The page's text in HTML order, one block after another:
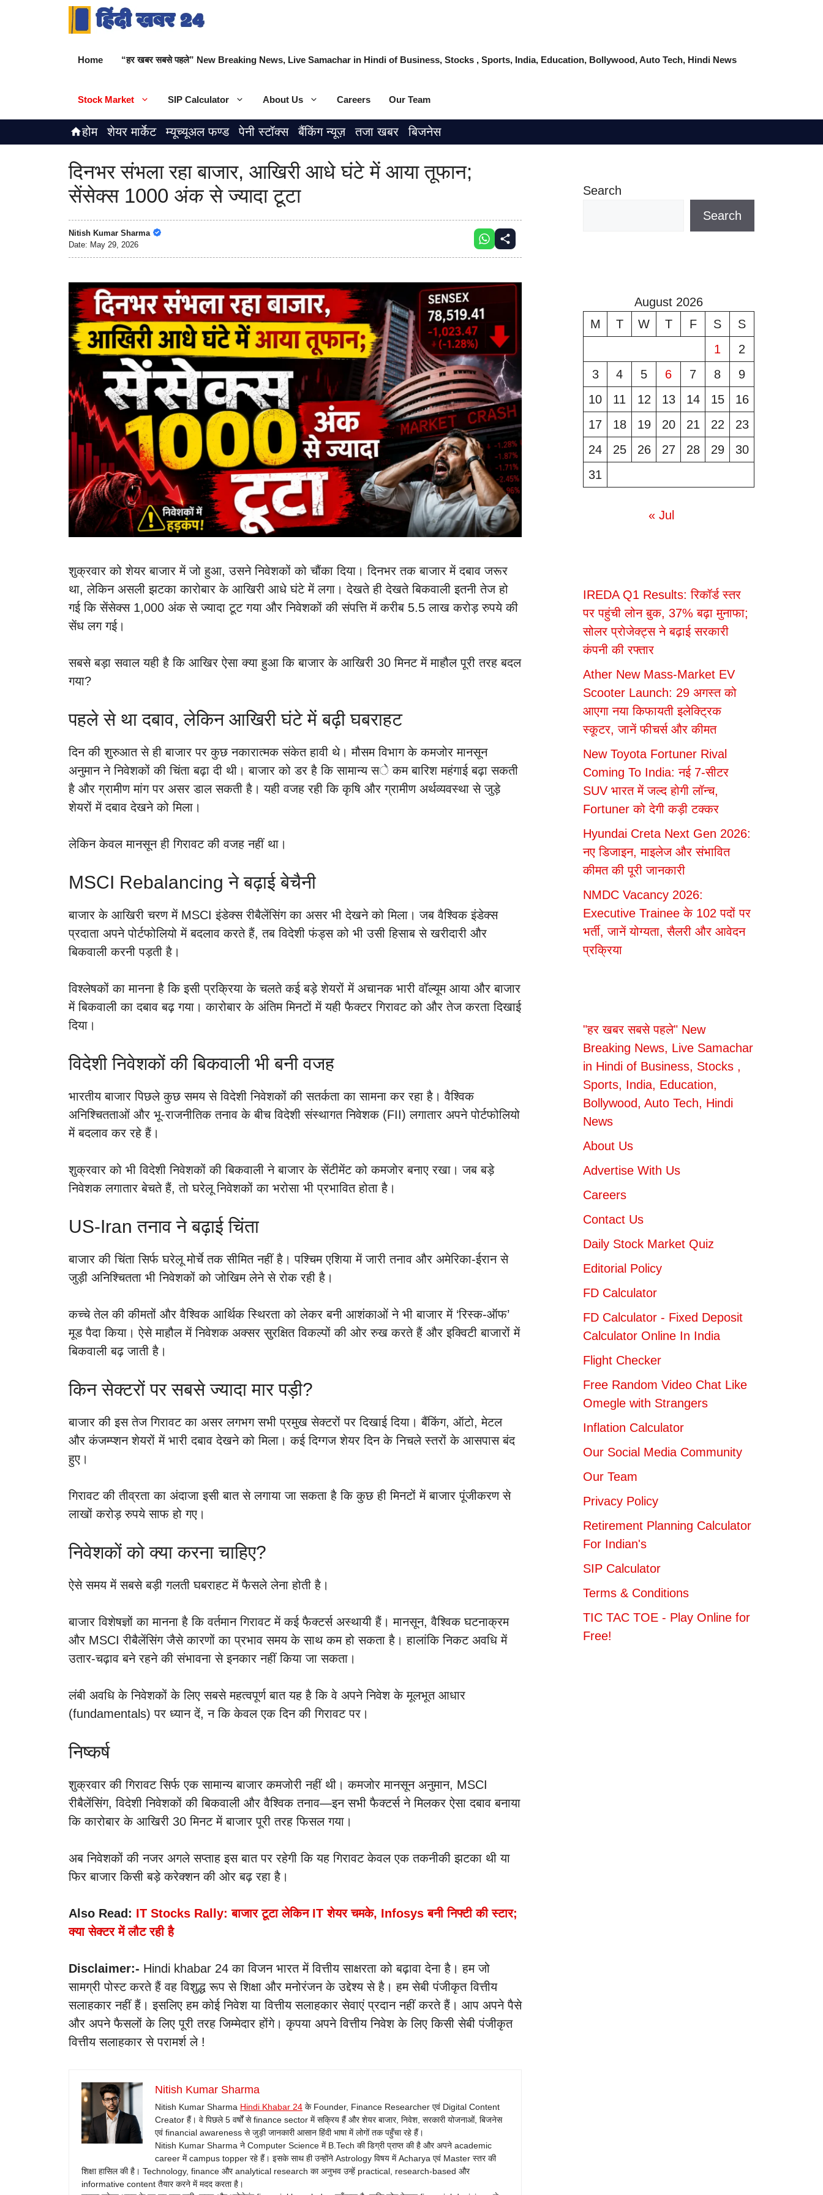
Home “हर खबर सबसे पहले” New Breaking News, Live Samachar in Hindi of Business, Stocks , Sports, India, Education, Bollywood, Auto Tech, Hindi News
Stock Market SIP Calculator About Us Careers Our Team
होम शेयर मार्केट म्यूच्यूअल फण्ड पेनी स्टॉक्स बैंकिंग न्यूज़ तजा खबर बिजनेस
दिनभर संभला रहा बाजार, आखिरी आधे घंटे में आया तूफान;
सेंसेक्स 1000 अंक से ज्यादा टूटा
Nitish Kumar Sharma
Date: May 29, 2026
शुक्रवार को शेयर बाजार में जो हुआ, उसने निवेशकों को चौंका दिया। दिनभर तक बाजार में दबाव जरूर
था, लेकिन असली झटका कारोबार के आखिरी आधे घंटे में लगा। देखते ही देखते बिकवाली इतनी तेज हो
गई कि सेंसेक्स 1,000 अंक से ज्यादा टूट गया और निवेशकों की संपत्ति में करीब 5.5 लाख करोड़ रुपये की
सेंध लग गई।
सबसे बड़ा सवाल यही है कि आखिर ऐसा क्या हुआ कि बाजार के आखिरी 30 मिनट में माहौल पूरी तरह बदल
गया?
पहले से था दबाव, लेकिन आखिरी घंटे में बढ़ी घबराहट
दिन की शुरुआत से ही बाजार पर कुछ नकारात्मक संकेत हावी थे। मौसम विभाग के कमजोर मानसून
अनुमान ने निवेशकों की चिंता बढ़ा दी थी। बाजार को डर है कि सामान्य से कम बारिश महंगाई बढ़ा सकती
है और ग्रामीण मांग पर असर डाल सकती है। यही वजह रही कि कृषि और ग्रामीण अर्थव्यवस्था से जुड़े
शेयरों में दबाव देखने को मिला।
लेकिन केवल मानसून ही गिरावट की वजह नहीं था।
MSCI Rebalancing ने बढ़ाई बेचैनी
बाजार के आखिरी चरण में MSCI इंडेक्स रीबैलेंसिंग का असर भी देखने को मिला। जब वैश्विक इंडेक्स
प्रदाता अपने पोर्टफोलियो में बदलाव करते हैं, तब विदेशी फंड्स को भी उसी हिसाब से खरीदारी और
बिकवाली करनी पड़ती है।
विश्लेषकों का मानना है कि इसी प्रक्रिया के चलते कई बड़े शेयरों में अचानक भारी वॉल्यूम आया और बाजार
में बिकवाली का दबाव बढ़ गया। कारोबार के अंतिम मिनटों में यही फैक्टर गिरावट को और तेज करता दिखाई
दिया।
विदेशी निवेशकों की बिकवाली भी बनी वजह
भारतीय बाजार पिछले कुछ समय से विदेशी निवेशकों की सतर्कता का सामना कर रहा है। वैश्विक
अनिश्चितताओं और भू-राजनीतिक तनाव के बीच विदेशी संस्थागत निवेशक (FII) लगातार अपने पोर्टफोलियो
में बदलाव कर रहे हैं।
शुक्रवार को भी विदेशी निवेशकों की बिकवाली ने बाजार के सेंटीमेंट को कमजोर बनाए रखा। जब बड़े
निवेशक लगातार बेचते हैं, तो घरेलू निवेशकों का भरोसा भी प्रभावित होता है।
US-Iran तनाव ने बढ़ाई चिंता
बाजार की चिंता सिर्फ घरेलू मोर्चे तक सीमित नहीं है। पश्चिम एशिया में जारी तनाव और अमेरिका-ईरान से
जुड़ी अनिश्चितता भी निवेशकों को जोखिम लेने से रोक रही है।
कच्चे तेल की कीमतों और वैश्विक आर्थिक स्थिरता को लेकर बनी आशंकाओं ने भी बाजार में ‘रिस्क-ऑफ’
मूड पैदा किया। ऐसे माहौल में निवेशक अक्सर सुरक्षित विकल्पों की ओर रुख करते हैं और इक्विटी बाजारों में
बिकवाली बढ़ जाती है।
किन सेक्टरों पर सबसे ज्यादा मार पड़ी?
बाजार की इस तेज गिरावट का असर लगभग सभी प्रमुख सेक्टरों पर दिखाई दिया। बैंकिंग, ऑटो, मेटल
और कंजम्प्शन शेयरों में भारी दबाव देखने को मिला। कई दिग्गज शेयर दिन के निचले स्तरों के आसपास बंद
हुए।
गिरावट की तीव्रता का अंदाजा इसी बात से लगाया जा सकता है कि कुछ ही मिनटों में बाजार पूंजीकरण से
लाखों करोड़ रुपये साफ हो गए।
निवेशकों को क्या करना चाहिए?
ऐसे समय में सबसे बड़ी गलती घबराहट में फैसले लेना होती है।
बाजार विशेषज्ञों का मानना है कि वर्तमान गिरावट में कई फैक्टर्स अस्थायी हैं। मानसून, वैश्विक घटनाक्रम
और MSCI रीबैलेंसिंग जैसे कारणों का प्रभाव समय के साथ कम हो सकता है। हालांकि निकट अवधि में
उतार-चढ़ाव बने रहने की संभावना से इनकार नहीं किया जा सकता।
लंबी अवधि के निवेशकों के लिए सबसे महत्वपूर्ण बात यह है कि वे अपने निवेश के मूलभूत आधार
(fundamentals) पर ध्यान दें, न कि केवल एक दिन की गिरावट पर।
निष्कर्ष
शुक्रवार की गिरावट सिर्फ एक सामान्य बाजार कमजोरी नहीं थी। कमजोर मानसून अनुमान, MSCI
रीबैलेंसिंग, विदेशी निवेशकों की बिकवाली और वैश्विक तनाव—इन सभी फैक्टर्स ने मिलकर ऐसा दबाव बनाया
कि कारोबार के आखिरी 30 मिनट में बाजार पूरी तरह फिसल गया।
अब निवेशकों की नजर अगले सप्ताह इस बात पर रहेगी कि यह गिरावट केवल एक तकनीकी झटका थी या
फिर बाजार किसी बड़े करेक्शन की ओर बढ़ रहा है।
Also Read: IT Stocks Rally: बाजार टूटा लेकिन IT शेयर चमके, Infosys बनी निफ्टी की स्टार;
क्या सेक्टर में लौट रही है
Disclaimer:- Hindi khabar 24 का विजन भारत में वित्तीय साक्षरता को बढ़ावा देना है। हम जो
सामग्री पोस्ट करते हैं वह विशुद्ध रूप से शिक्षा और मनोरंजन के उद्देश्य से है। हम सेबी पंजीकृत वित्तीय
सलाहकार नहीं हैं। इसलिए हम कोई निवेश या वित्तीय सलाहकार सेवाएं प्रदान नहीं करते हैं। आप अपने पैसे
और अपने फैसलों के लिए पूरी तरह जिम्मेदार होंगे। कृपया अपने वित्तीय निवेश के लिए किसी सेबी पंजीकृत
वित्तीय सलाहकार से परामर्श ले !
Nitish Kumar Sharma
Nitish Kumar Sharma Hindi Khabar 24 के Founder, Finance Researcher एवं Digital Content
Creator हैं। वे पिछले 5 वर्षों से finance sector में सक्रिय हैं और शेयर बाजार, निवेश, सरकारी योजनाओं, बिजनेस
एवं financial awareness से जुड़ी जानकारी आसान हिंदी भाषा में लोगों तक पहुँचा रहे हैं।
Nitish Kumar Sharma ने Computer Science में B.Tech की डिग्री प्राप्त की है और अपने academic
career में campus topper रहे हैं। इसके साथ ही उन्होंने Astrology विषय में Acharya एवं Master स्तर की
शिक्षा हासिल की है। Technology, finance और analytical research का अनुभव उन्हें practical, research-based और
informative content तैयार करने में मदद करता है।
Search
Search
August 2026
M
T W T F S
S
1
2
3
4 5 6 7 8
9
10
11 12 13 14 15
16
17
18 19 20 21 22
23
24
25 26 27 28 29
30
31
« Jul
IREDA Q1 Results: रिकॉर्ड स्तर
पर पहुंची लोन बुक, 37% बढ़ा मुनाफा;
सोलर प्रोजेक्ट्स ने बढ़ाई सरकारी
कंपनी की रफ्तार
Ather New Mass-Market EV
Scooter Launch: 29 अगस्त को
आएगा नया किफायती इलेक्ट्रिक
स्कूटर, जानें फीचर्स और कीमत
New Toyota Fortuner Rival
Coming To India: नई 7-सीटर
SUV भारत में जल्द होगी लॉन्च,
Fortuner को देगी कड़ी टक्कर
Hyundai Creta Next Gen 2026:
नए डिजाइन, माइलेज और संभावित
कीमत की पूरी जानकारी
NMDC Vacancy 2026:
Executive Trainee के 102 पदों पर
भर्ती, जानें योग्यता, सैलरी और आवेदन
प्रक्रिया
"हर खबर सबसे पहले" New
Breaking News, Live Samachar
in Hindi of Business, Stocks ,
Sports, India, Education,
Bollywood, Auto Tech, Hindi
News
About Us
Advertise With Us
Careers
Contact Us
Daily Stock Market Quiz
Editorial Policy
FD Calculator
FD Calculator - Fixed Deposit
Calculator Online In India
Flight Checker
Free Random Video Chat Like
Omegle with Strangers
Inflation Calculator
Our Social Media Community
Our Team
Privacy Policy
Retirement Planning Calculator
For Indian's
SIP Calculator
Terms & Conditions
TIC TAC TOE - Play Online for
Free!